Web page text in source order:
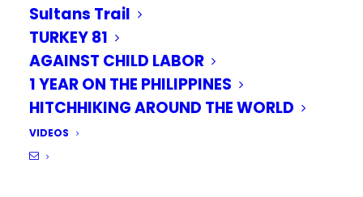
Sultans Trail
TURKEY 81
AGAINST CHILD LABOR
1 YEAR ON THE PHILIPPINES
HITCHHIKING AROUND THE WORLD
VIDEOS